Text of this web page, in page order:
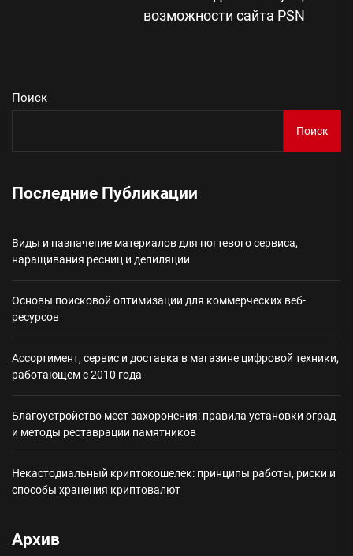
возможности сайта PSN
Поиск
Поиск
Последние Публикации
Виды и назначение материалов для ногтевого сервиса,
наращивания ресниц и депиляции
Основы поисковой оптимизации для коммерческих веб-
ресурсов
Ассортимент, сервис и доставка в магазине цифровой техники,
работающем с 2010 года
Благоустройство мест захоронения: правила установки оград
и методы реставрации памятников
Некастодиальный криптокошелек: принципы работы, риски и
способы хранения криптовалют
Архив